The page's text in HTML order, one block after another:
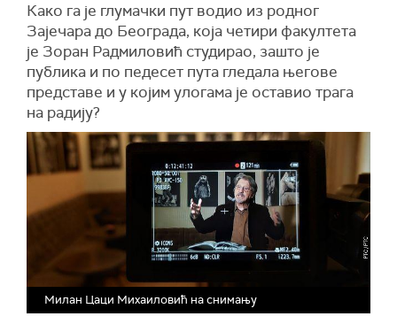
Како га је глумачки пут водио из родног
Зајечара до Београда, која четири факултета
је Зоран Радмиловић студирао, зашто је
публика и по педесет пута гледала његове
представе и у којим улогама је оставио трага
на радију?
Милан Цаци Михаиловић на снимању